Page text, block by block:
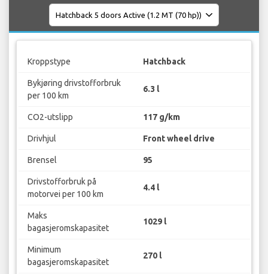
Kroppstype Hatchback
Bykjøring drivstofforbruk
per 100 km
6.3 l
CO2-utslipp 117 g/km
Drivhjul Front wheel drive
Brensel 95
Drivstofforbruk på
motorvei per 100 km
4.4 l
Maks
bagasjeromskapasitet
1029 l
Minimum
bagasjeromskapasitet
270 l